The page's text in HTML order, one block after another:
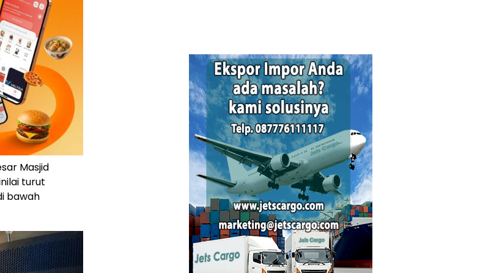
Masjid
turut
bawah